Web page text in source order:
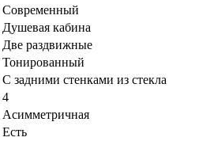
Современный
Душевая кабина
Две раздвижные
Тонированный
С задними стенками из стекла
4
Асимметричная
Есть